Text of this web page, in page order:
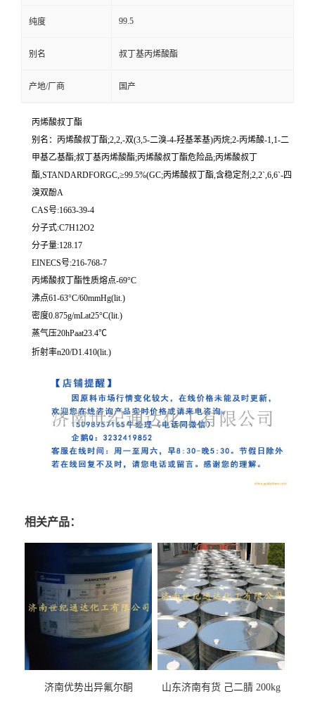
纯度 99.5
别名 叔丁基丙烯酸酯
产地/厂商 国产
丙烯酸叔丁酯
别名：丙烯酸叔丁酯;2,2,-双(3,5-二溴-4-羟基苯基)丙烷;2-丙烯酸-1,1-二
甲基乙基酯;叔丁基丙烯酸酯;丙烯酸叔丁酯危险品;丙烯酸叔丁
酯,STANDARDFORGC,≥99.5%(GC;丙烯酸叔丁酯,含稳定剂;2,2`,6,6`-四
溴双酚A
CAS号:1663-39-4
分子式:C7H12O2
分子量:128.17
EINECS号:216-768-7
丙烯酸叔丁酯性质熔点-69°C
沸点61-63°C/60mmHg(lit.)
密度0.875g/mLat25°C(lit.)
蒸气压20hPaat23.4℃
折射率n20/D1.410(lit.)
相关产品：
济南优势出异氟尔酮
山东济南有货 己二腈 200kg